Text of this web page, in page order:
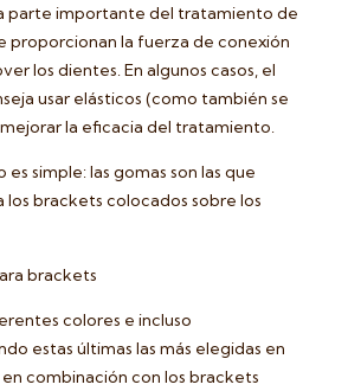
parte importante del tratamiento de
proporcionan la fuerza de conexión
los dientes. En algunos casos, el
usar elásticos (como también se
la eficacia del tratamiento.
simple: las gomas son las que
los brackets colocados sobre los
brackets
colores e incluso
estas últimas las más elegidas en
combinación con los brackets